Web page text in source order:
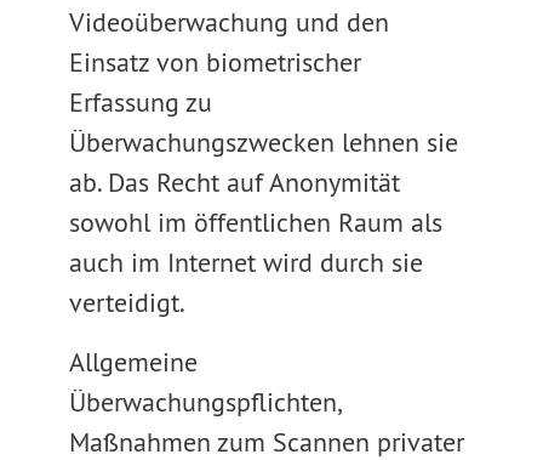
Videoüberwachung und den
Einsatz von biometrischer
Erfassung zu
Überwachungszwecken lehnen sie
ab. Das Recht auf Anonymität
sowohl im öffentlichen Raum als
auch im Internet wird durch sie
verteidigt.
Allgemeine
Überwachungspflichten,
Maßnahmen zum Scannen privater